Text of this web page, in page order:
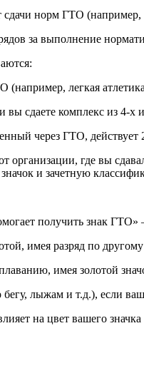
сдачи норм ГТО
за выполнение
легкая
сдаете комплекс из 4-х
через ГТО, действует
организации, где вы
и зачетную
получить знак
имея разряд по
имея золотой
лыжам и т.д.), если
на цвет вашего